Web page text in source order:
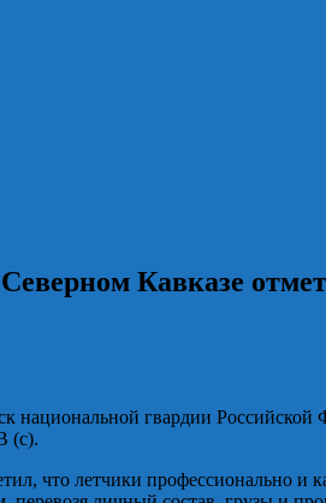
Кавказе
национальной гвардии
(с).
что летчики профессионально и